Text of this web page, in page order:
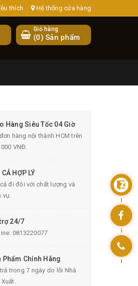
thích Hệ thống cửa hàng
Giỏ hàng
(0) Sản phẩm
Hàng Siêu Tốc 04 Giờ
hàng nội thành HCM trên
VNĐ.
CẢ HỢP LÝ
đi đôi với chất lượng và
vụ.
24/7
0813220077
Phẩm Chính Hãng
trong 7 ngày do lỗi Nhà
Xuất.